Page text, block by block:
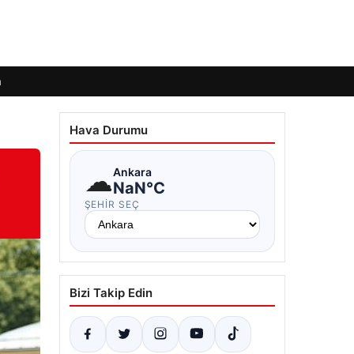
Hava Durumu
☁Ankara
NaN°C
ŞEHIR SEÇ
Bizi Takip Edin